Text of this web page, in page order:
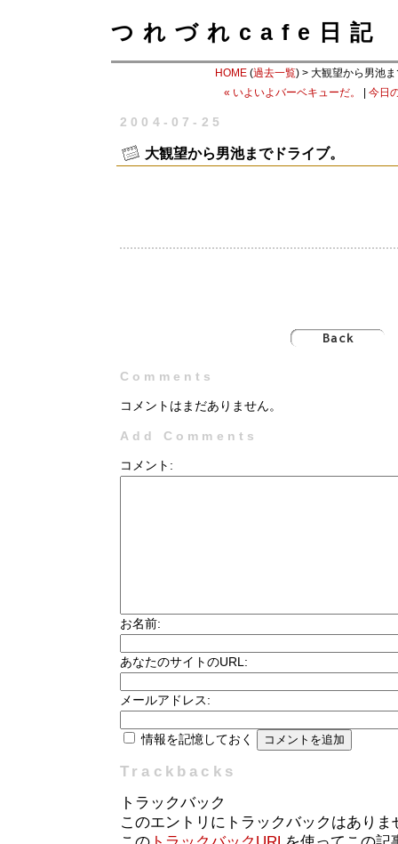
つれづれcafe日記
HOME (過去一覧) > 大観望から男池
« いよいよバーベキューだ。
今日
2004-07-25
大観望から男池までドライブ。
Comments
コメントはまだありません。
Add Comments
コメント:
お名前:
あなたのサイトのURL:
メールアドレス:
情報を記憶しておく
Trackbacks
トラックバック
このエントリにトラックバックはありま